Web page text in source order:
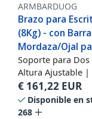
ARMBARDUOG
Brazo para
(8Kg) - con
Mordaza/Ojal
Soporte para
Altura Ajustable |
€ 161,22 EUR
Disponible en
268